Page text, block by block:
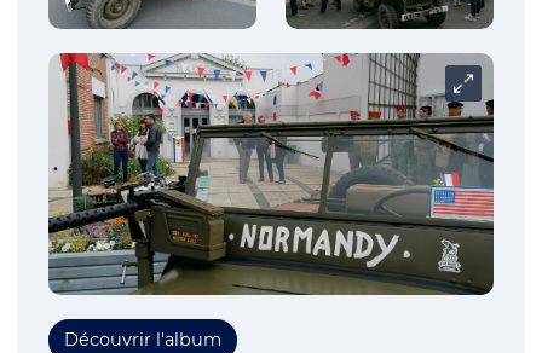
Carrousel
Découvrir l'album